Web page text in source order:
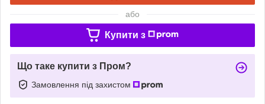
або
Купити з
Що таке купити з Пром?
Замовлення під захистом